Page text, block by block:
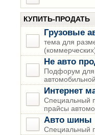
КУПИТЬ-ПРОДАТЬ
Грузовые
тема для
Не авто
Подфорум для
Интернет
Специальный
прайсы
Авто шины
Специальный